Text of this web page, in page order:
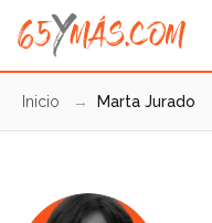
Inicio → Marta Jurado